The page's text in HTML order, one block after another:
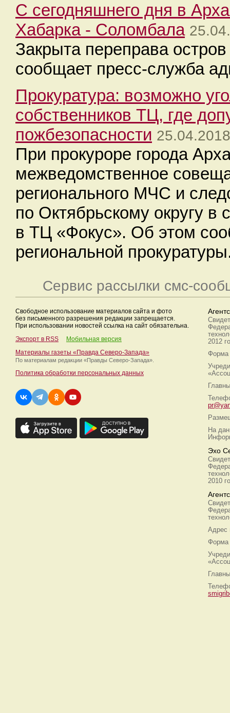
С сегодняшнего дня в
Хабарка - Соломбала
Закрыта переправа
сообщает пресс-служба
Прокуратура: возможно
собственников ТЦ, где
пожбезопасности
При прокуроре города
межведомственное
регионального МЧС и
по Октябрьскому округу
в ТЦ «Фокус». Об этом
региональной
Сервис рассылки смс-
Свободное использование материалов сайта и фото
без письменного разрешения редакции запрещается.
При использовании новостей ссылка на сайт обязательна.
Экспорт в RSS
Мобильная версия
Материалы газеты «Правда Северо-Запада»
По материалам редакции «Правды Северо-Запада».
Политика обработки персональных данных
2012
Форма
На
Эхо
2010
Адрес
Форма